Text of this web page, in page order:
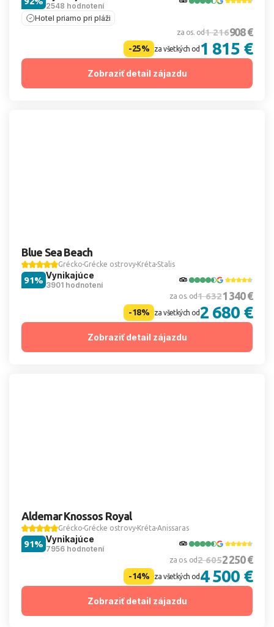
2548 hodnotení
Hotel priamo pri pláži
za os. od1 216908 €
-25% za všetkých od 1 815 €
Zobraziť detail zájazdu
Blue Sea Beach
Grécko Grécke ostrovy Kréta Stalis
Vynikajúce
3901 hodnotení
91%
za os. od1 6321 340 €
-18% za všetkých od2 680 €
Zobraziť detail zájazdu
Aldemar Knossos Royal
Grécko Grécke ostrovy Kréta Anissaras
Vynikajúce
7956 hodnotení
91%
za os. od2 6052 250 €
-14% za všetkých od 4 500 €
Zobraziť detail zájazdu